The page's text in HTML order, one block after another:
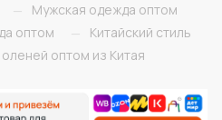
—
Мужская одежда оптом
оптом —
Китайский стиль
оптом из Китая